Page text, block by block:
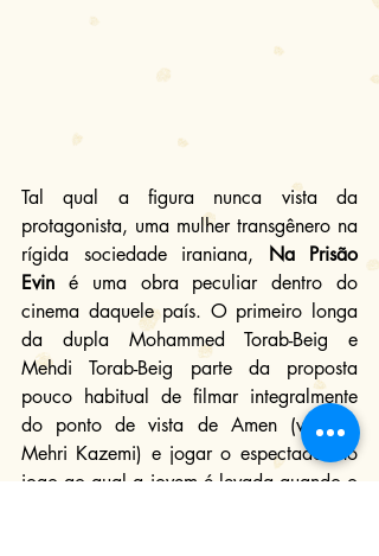
Tal qual a figura nunca vista da
protagonista, uma mulher transgênero na
rígida sociedade iraniana, Na Prisão
Evin é uma obra peculiar dentro do
cinema daquele país. O primeiro longa
da dupla Mohammed Torab-Beig e
Mehdi Torab-Beig parte da proposta
pouco habitual de filmar integralmente
do ponto de vista de Amen (voz de
Mehri Kazemi) e jogar o espectador no
jogo ao qual a jovem é levada quando o